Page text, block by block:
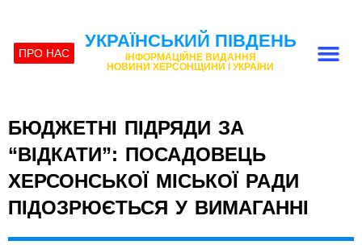
ПРО НАС
УКРАЇНСЬКИЙ ПІВДЕНЬ
ІНФОРМАЦІЙНЕ ВИДАННЯ
НОВИНИ ХЕРСОНЩИНИ І УКРАЇНИ
БЮДЖЕТНІ ПІДРЯДИ ЗА
“ВІДКАТИ”: ПОСАДОВЕЦЬ
ХЕРСОНСЬКОЇ МІСЬКОЇ РАДИ
ПІДОЗРЮЄТЬСЯ У ВИМАГАННІ